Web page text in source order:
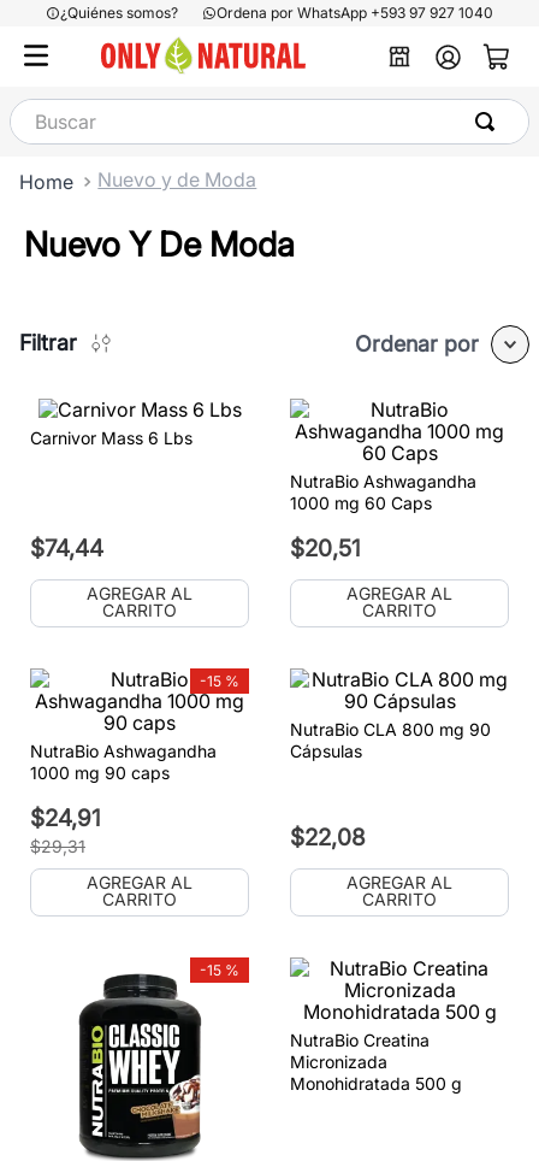
¿Quiénes somos? Ordena por WhatsApp +593 97 927 1040
Buscar
Nuevo y de Moda
Nuevo Y De Moda
Filtrar Ordenar por
Carnivor Mass 6 Lbs
$74,44
AGREGAR AL
CARRITO
NutraBio Ashwagandha
1000 mg 60 Caps
$20,51
AGREGAR AL
CARRITO
-15 %
NutraBio Ashwagandha
1000 mg 90 caps
$24,91
$29,31
AGREGAR AL
CARRITO
NutraBio CLA 800 mg 90
Cápsulas
$22,08
AGREGAR AL
CARRITO
-15 %
NutraBio Creatina
Micronizada
Monohidratada 500 g